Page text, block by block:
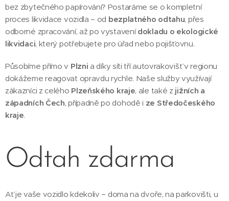
bez zbytečného papírování? Postaráme se o kompletní
proces likvidace vozidla – od bezplatného odtahu, přes
odborné zpracování, až po vystavenídokladu o ekologické
likvidaci, který potřebujete pro úřad nebo pojišťovnu.
Působíme přímo v Plzni a díky síti tří autovrakovišť v regionu
dokážeme reagovat opravdu rychle. Naše služby využívají
zákazníci z celého Plzeňského kraje, ale také z jižních a
západních Čech, případně po dohodě i ze Středočeského
kraje.
Odtah zdarma
Ať je vaše vozidlo kdekoliv – doma na dvoře, na parkovišti, u